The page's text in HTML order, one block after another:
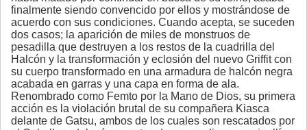
finalmente siendo convencido por ellos y mostrándose de
acuerdo con sus condiciones. Cuando acepta, se suceden
dos casos; la aparición de miles de monstruos de
pesadilla que destruyen a los restos de la cuadrilla del
Halcón y la transformación y eclosión del nuevo Griffit con
su cuerpo transformado en una armadura de halcón negra
acabada en garras y una capa en forma de ala.
Renombrado como Femto por la Mano de Dios, su primera
acción es la violación brutal de su compañera Kiasca
delante de Gatsu, ambos de los cuales son rescatados por